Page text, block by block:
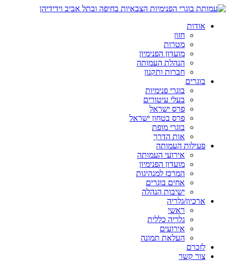
אודות
חזון
מטרות
מועדון הפנימיון
הנהלת העמותה
חברות ותקנון
בוגרים
בוגרי פנימיות
בעלי עיטורים
פרס ישראל
פרס בטחון ישראל
בוגרי מופת
אות הדרך
פעילות העמותה
אירועי העמותה
מועדון הפנימיון
המרכז למנהיגות
אחים בוגרים
ישיבות הנהלה
ארכיון/גלריה
ראשי
גלריה כללית
אירועים
העלאת תמונה
לזכרם
צור קשר